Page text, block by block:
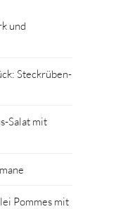
und
Steckrüben-
Salat mit
Pommes mit